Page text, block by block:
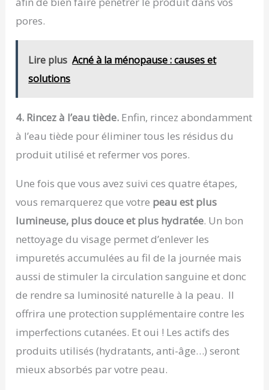
pores.
Lire plus Acné à la ménopause : causes et
solutions
4. Rincez à l’eau tiède. Enfin, rincez abondamment
à l’eau tiède pour éliminer tous les résidus du
produit utilisé et refermer vos pores.
Une fois que vous avez suivi ces quatre étapes,
vous remarquerez que votre peau est plus
lumineuse, plus douce et plus hydratée. Un bon
nettoyage du visage permet d’enlever les
impuretés accumulées au fil de la journée mais
aussi de stimuler la circulation sanguine et donc
de rendre sa luminosité naturelle à la peau. Il
offrira une protection supplémentaire contre les
imperfections cutanées. Et oui ! Les actifs des
produits utilisés (hydratants, anti-âge…) seront
mieux absorbés par votre peau.